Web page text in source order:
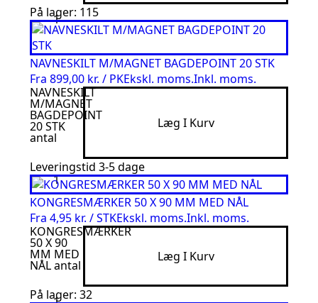
På lager: 115
NAVNESKILT M/MAGNET BAGDEPOINT 20 STK
Fra 899,00 kr. / PKEkskl. moms.Inkl. moms.
NAVNESKILT
M/MAGNET
BAGDEPOINT
20 STK
antal
Læg I Kurv
Leveringstid 3-5 dage
KONGRESMÆRKER 50 X 90 MM MED NÅL
Fra 4,95 kr. / STKEkskl. moms.Inkl. moms.
KONGRESMÆRKER
50 X 90
MM MED
NÅL antal
Læg I Kurv
På lager: 32